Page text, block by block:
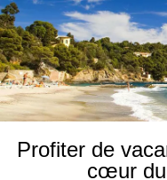
Profiter de
cœur du